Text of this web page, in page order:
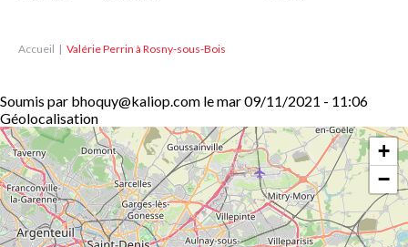
Accueil Valérie Perrin à Rosny-sous-Bois
Soumis par bhoquy@kaliop.com lemar 09/11/2021 - 11:06
Géolocalisation
+
−